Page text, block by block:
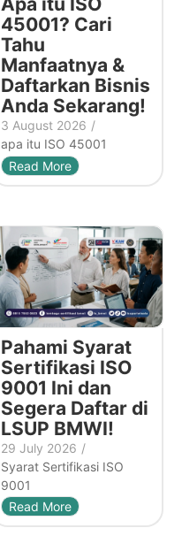
45001? Cari
Tahu
Manfaatnya &
Daftarkan Bisnis
Anda Sekarang!
3 August 2026 /
apa itu ISO 45001
Read More
Pahami Syarat
Sertifikasi ISO
9001 Ini dan
Segera Daftar di
LSUP BMWI!
29 July 2026 /
Syarat Sertifikasi ISO
9001
Read More